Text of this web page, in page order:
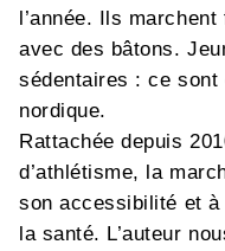
l’année. Ils
avec des bâtons.
sédentaires : ce sont
nordique.
Rattachée depuis
d’athlétisme, la
son accessibilité et
la santé. L’auteur